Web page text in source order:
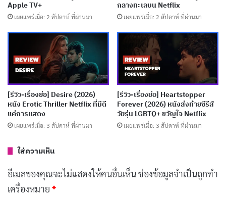
เขาเข้าถึงกล้องวงจรปิดทุกตัวในเมือง โทรศัพท์มือถือ และ
ฐานข้อมูลทุกอย่าง เพื่อค้นหาหลักฐานมาพิสูจน์ว่าตัวเองไม่
ได้เป็นฆาตกร
ต้องยอมรับว่าคริส แพรตต์ในหนังเรื่องนี้ทำได้ดีกว่าที่
หลายคนคาด ปกติเราเห็นเขาในบทบาทที่ใช้ร่างกายเยอะ
ไม่ว่าจะเป็น Star-Lord ใน Guardians of the Galaxy หรือ
Owen ใน Jurassic World แต่ใน Mercy เขาต้องนั่งอยู่บน
เสียงเป็นหลัก
บทความที่เกี่ยวข้อง
Apple TV+
เผยแพร่เมื่อ: 2 สัปดาห์ ที่ผ่านมา
กลางทะเลบน Netflix
เผยแพร่เมื่อ: 2 สัปดาห์ ที่ผ่านมา
[รีวิว-เรื่องย่อ] Desire (2026)
หนัง Erotic Thriller Netflix ที่มีดี
แค่การแสดง
เผยแพร่เมื่อ: 3 สัปดาห์ ที่ผ่านมา
[รีวิว-เรื่องย่อ] Heartstopper
Forever (2026) หนังส่งท้ายซีรีส์
วัยรุ่น LGBTQ+ ขวัญใจ Netflix
เผยแพร่เมื่อ: 3 สัปดาห์ ที่ผ่านมา
ใส่ความเห็น
อีเมลของคุณจะไม่แสดงให้คนอื่นเห็นช่องข้อมูลจำเป็นถูกทำ
เครื่องหมาย *